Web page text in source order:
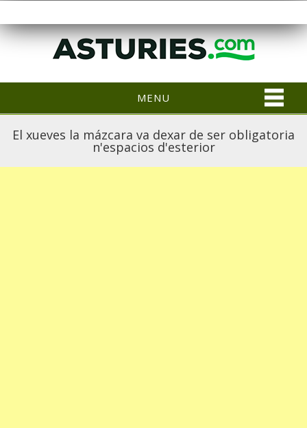
MENU
El xueves la mázcara va dexar de ser obligatoria
n'espacios d'esterior